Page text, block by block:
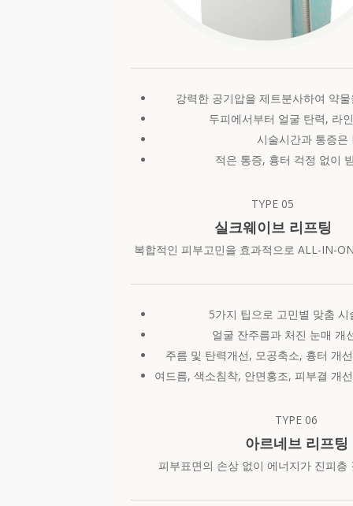
강력한 공기압을 제트분사하여 약
두피에서부터 얼굴 탄력, 라
시술시간과 통증은
적은 통증, 흉터 걱정 없이
TYPE 05
실크웨이브 리프팅
복합적인 피부고민을 효과적으로 ALL-IN-
5가지 팁으로 고민별 맞춤 시
얼굴 잔주름과 처진 눈매 개
주름 및 탄력개선, 모공축소, 흉터 개
여드름, 색소침착, 안면홍조, 피부결 개
TYPE 06
아르네브 리프팅
피부표면의 손상 없이 에너지가 진피층